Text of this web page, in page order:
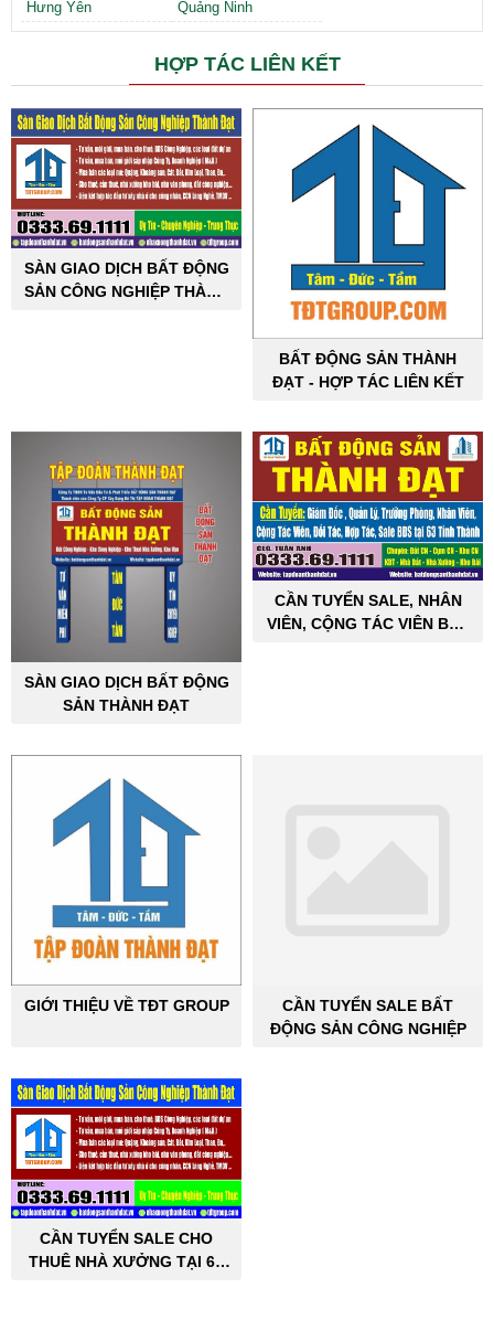
Hưng Yên Quảng Ninh
HỢP TÁC LIÊN KẾT
SÀN GIAO DỊCH BẤT ĐỘNG
SẢN CÔNG NGHIỆP THÀNH
BẤT ĐỘNG SẢN THÀNH
ĐẠT - HỢP TÁC LIÊN KẾT
SÀN GIAO DỊCH BẤT ĐỘNG
SẢN THÀNH ĐẠT
CẦN TUYỂN SALE, NHÂN
VIÊN, CỘNG TÁC VIÊN BẤT
GIỚI THIỆU VỀ TĐT GROUP
CẦN TUYỂN SALE BẤT
ĐỘNG SẢN CÔNG NGHIỆP
CẦN TUYỂN SALE CHO
THUÊ NHÀ XƯỞNG TẠI 63